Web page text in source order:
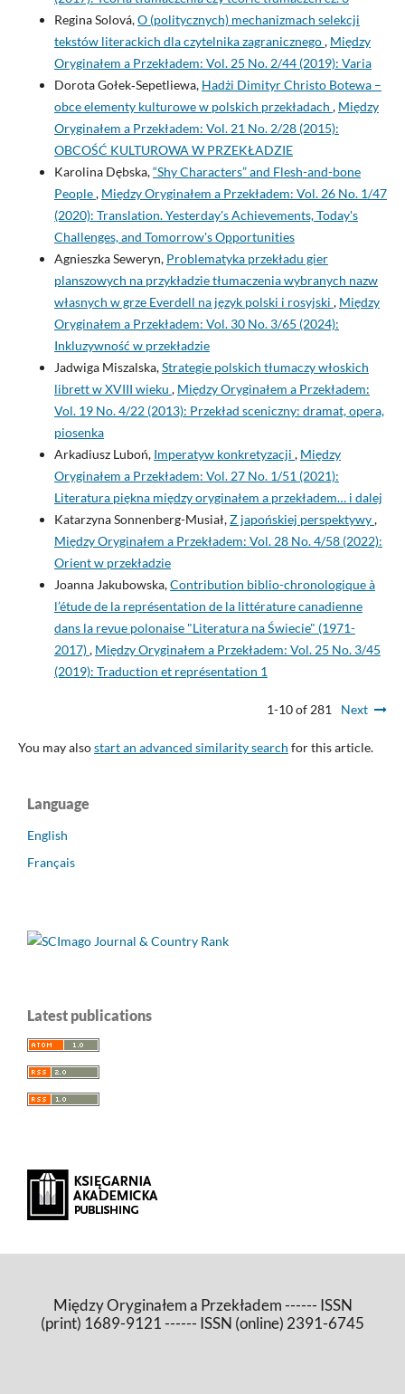
Regina Solová,O (politycznych) mechanizmach selekcji
tekstów literackich dla czytelnika zagranicznego, Między
Oryginałem a Przekładem: Vol. 25 No. 2/44 (2019): Varia
Dorota Gołek‑Sepetliewa, Hadżi Dimityr Christo Botewa –
obce elementy kulturowe w polskich przekładach , Między
Oryginałem a Przekładem: Vol. 21 No. 2/28 (2015):
OBCOŚĆ KULTUROWA W PRZEKŁADZIE
Karolina Dębska,“Shy Characters” and Flesh-and-bone
People, Między Oryginałem a Przekładem: Vol. 26 No. 1/47
(2020): Translation. Yesterday's Achievements, Today's
Challenges, and Tomorrow's Opportunities
Agnieszka Seweryn, Problematyka przekładu gier
planszowych na przykładzie tłumaczenia wybranych nazw
własnych w grze Everdell na język polski i rosyjski , Między
Oryginałem a Przekładem: Vol. 30 No. 3/65 (2024):
Inkluzywność w przekładzie
Jadwiga Miszalska,Strategie polskich tłumaczy włoskich
librett w XVIII wieku , Między Oryginałem a Przekładem:
Vol. 19 No. 4/22 (2013): Przekład sceniczny: dramat, opera,
piosenka
Arkadiusz Luboń, Imperatyw konkretyzacji , Między
Oryginałem a Przekładem: Vol. 27 No. 1/51 (2021):
Literatura piękna między oryginałem a przekładem… i dalej
Katarzyna Sonnenberg-Musiał,Z japońskiej perspektywy,
Między Oryginałem a Przekładem: Vol. 28 No. 4/58 (2022):
Orient w przekładzie
Joanna Jakubowska,Contribution biblio-chronologique à
l’étude de la représentation de la littérature canadienne
dans la revue polonaise "Literatura na Świecie" (1971-
2017), Między Oryginałem a Przekładem: Vol. 25 No. 3/45
(2019): Traduction et représentation 1
1-10 of 281 Next
You may alsostart an advanced similarity search for this article.
Language
English
Français
Latest publications
Między Oryginałem a Przekładem ------ ISSN
(print) 1689-9121 ------ ISSN (online) 2391-6745